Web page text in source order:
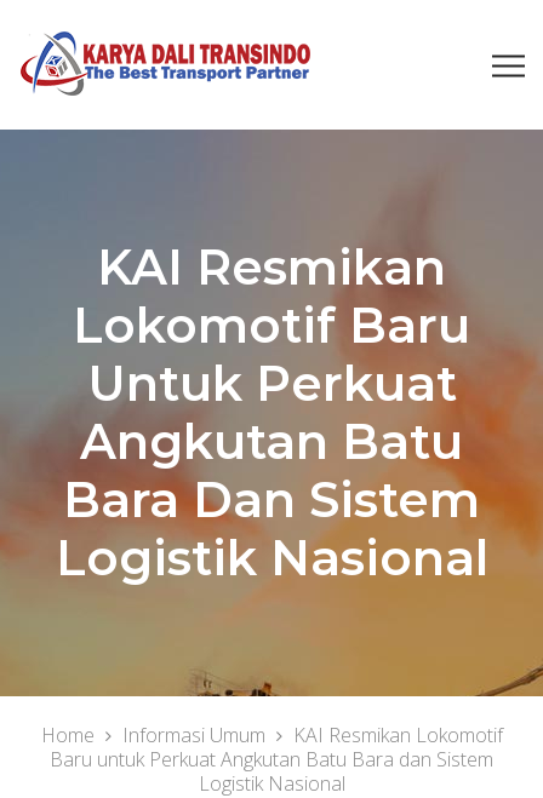
KAI Resmikan
Lokomotif Baru
Untuk Perkuat
Angkutan Batu
Bara Dan Sistem
Logistik Nasional
Home Informasi Umum
KAI Resmikan Lokomotif
Baru untuk Perkuat Angkutan Batu Bara dan Sistem
Logistik Nasional